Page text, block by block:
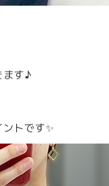
ます♪
トです✨